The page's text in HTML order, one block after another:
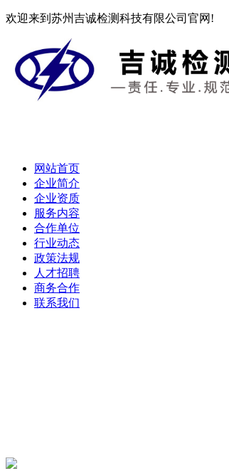
欢迎来到苏州吉诚检测科技有限公司官网!
网站首页
企业简介
企业资质
服务内容
合作单位
行业动态
政策法规
人才招聘
商务合作
联系我们